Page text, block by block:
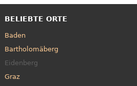
BELIEBTE ORTE
Baden
Bartholomäberg
Eidenberg
Graz